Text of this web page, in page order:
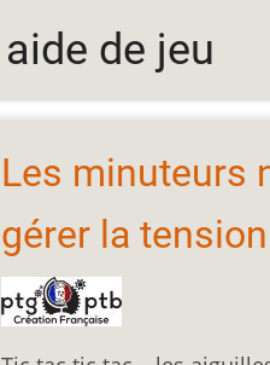
aide de jeu
Les minuteurs
gérer la